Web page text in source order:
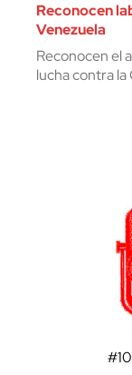
Reconocen
Venezuela
Reconocen el
lucha contra la